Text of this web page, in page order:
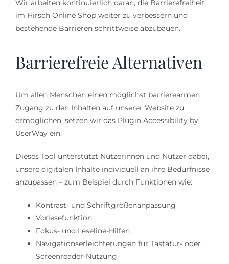
Wir arbeiten kontinuierlich daran, die Barrierefreiheit
im Hirsch Online Shop weiter zu verbessern und
bestehende Barrieren schrittweise abzubauen.
Barrierefreie Alternativen
Um allen Menschen einen möglichst barrierearmen
Zugang zu den Inhalten auf unserer Website zu
ermöglichen, setzen wir das Plugin Accessibility by
UserWay ein.
Dieses Tool unterstützt Nutzerinnen und Nutzer dabei,
unsere digitalen Inhalte individuell an ihre Bedürfnisse
anzupassen – zum Beispiel durch Funktionen wie:
Kontrast- und Schriftgrößenanpassung
Vorlesefunktion
Fokus- und Leseline-Hilfen
Navigationserleichterungen für Tastatur- oder
Screenreader-Nutzung